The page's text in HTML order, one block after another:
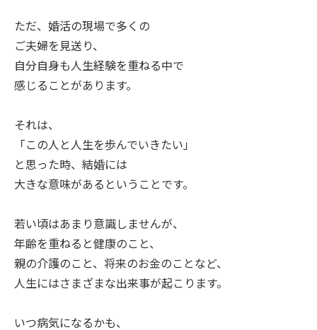
ただ、婚活の現場で多くの
ご夫婦を見送り、
自分自身も人生経験を重ねる中で
感じることがあります。
それは、
「この人と人生を歩んでいきたい」
と思った時、結婚には
大きな意味があるということです。
若い頃はあまり意識しませんが、
年齢を重ねると健康のこと、
親の介護のこと、将来のお金のことなど、
人生にはさまざまな出来事が起こります。
いつ病気になるかも、